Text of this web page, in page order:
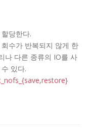
당한다.
수가 반복되지 않게 한
나 다른 종류의 IO를 사
있다.